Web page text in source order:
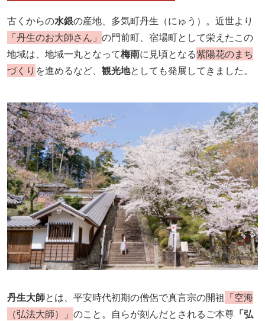
古くからの水銀の産地、多気町丹生（にゅう）。近世より
「丹生のお大師さん」 の門前町、宿場町として栄えたこの
地域は、地域一丸となって梅雨に見頃となる紫陽花のまち
づくり を進めるなど、 観光地としても発展してきました。
丹生大師とは、平安時代初期の僧侶で真言宗の開祖 「空海
（弘法大師）」 のこと。自らが刻んだとされるご本尊 「弘